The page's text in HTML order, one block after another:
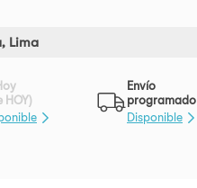
Lima
HOY)
Envío
programado
Disponible